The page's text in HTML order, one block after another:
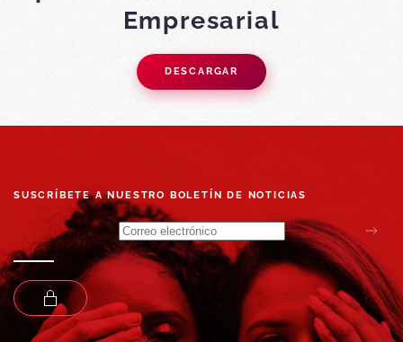
Empresarial
DESCARGAR
SUSCRÍBETE A NUESTRO BOLETÍN DE NOTICIAS